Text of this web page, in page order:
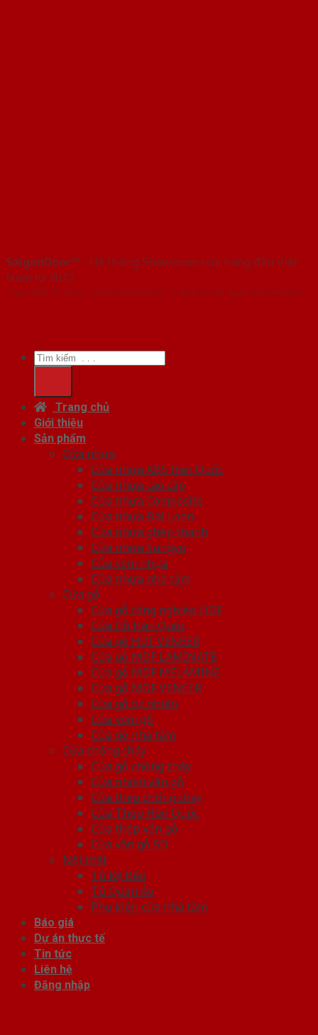
SaigonDoor™ - Hệ thống Showroom cửa hàng đầu Việt
Nam từ 2010
Copyright ⓒ 2010 – 2026 SaigonDoor™ | Đơn vị chủ quản SaigonDoor
Tìm
kiếm:
Trang chủ
Giới thiệu
Sản phẩm
Cửa nhựa
Cửa nhựa ABS Hàn Quốc
Cửa nhựa cao cấp
Cửa nhựa Composite
Cửa nhựa Đài Loan
Cửa nhựa ghép thanh
Cửa nhựa Sungyu
Cửa vòm nhựa
Cửa nhựa nhà tắm
Cửa gỗ
Cửa gỗ công nghiệp HDF
Cửa Gỗ Hàn Quốc
Cửa gỗ HDF VENEER
Cửa gỗ MDF LAMINATE
Cửa gỗ MDF MELAMINE
Cửa gỗ MDF VENEER
Cửa gỗ tự nhiên
Cửa vòm gỗ
Cửa gỗ nhà tắm
Cửa chống cháy
Cửa gỗ chống cháy
Cửa nhôm vân gỗ
Cửa thép chống cháy
Cửa Thép Hàn Quốc
Cửa thép vân gỗ
Cửa vân gỗ 5D
Nội thất
Tủ Kệ Bếp
Tủ Quần Áo
Phụ kiện cửa nhà tắm
Báo giá
Dự án thực tế
Tin tức
Liên hệ
Đăng nhập